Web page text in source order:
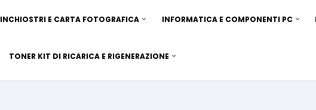
INCHIOSTRI E CARTA FOTOGRAFICA INFORMATICA E COMPONENTI PC
TONER KIT DI RICARICA E RIGENERAZIONE